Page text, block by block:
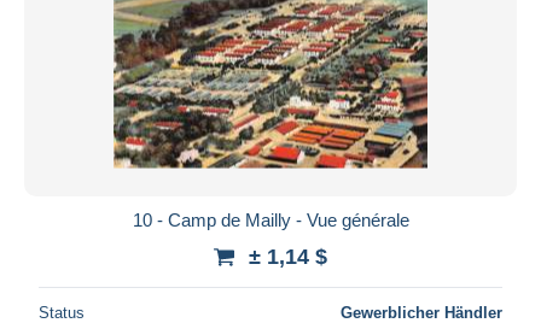
10 - Camp de Mailly - Vue générale
± 1,14 $
Status Gewerblicher Händler